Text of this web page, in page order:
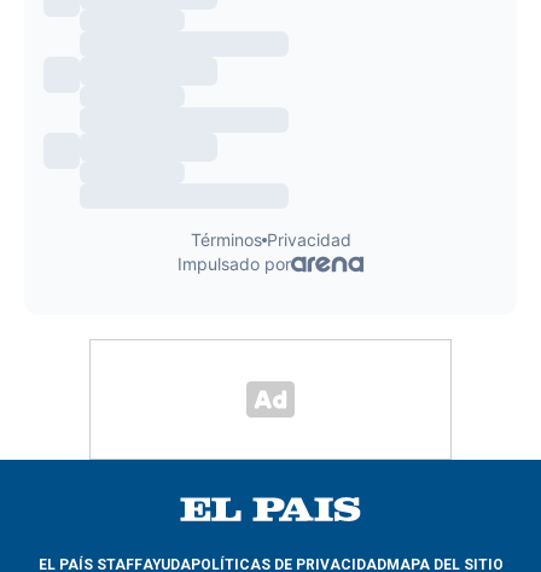
EL PAÍS STAFFAYUDAPOLÍTICAS DE PRIVACIDADMAPA DEL SITIO